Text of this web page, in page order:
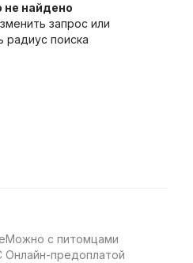
не найдено
запрос или
радиус поиска
Можно с питомцами
Онлайн-предоплатой